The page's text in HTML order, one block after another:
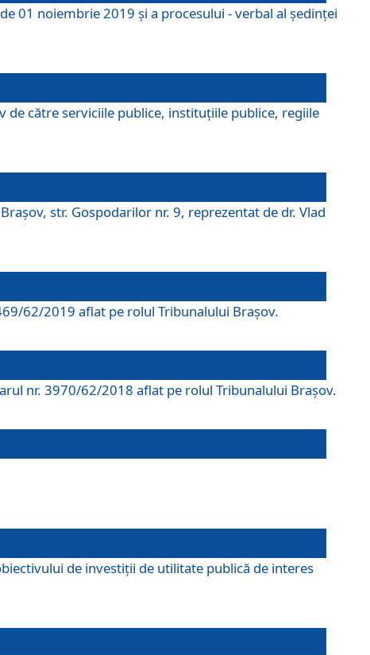
01 noiembrie 2019 și a procesului - verbal al ședinței
către serviciile publice, instituțiile publice, regiile
str. Gospodarilor nr. 9, reprezentat de dr. Vlad
62/2019 aflat pe rolul Tribunalului Braşov.
nr. 3970/62/2018 aflat pe rolul Tribunalului Braşov.
de investiții de utilitate publică de interes